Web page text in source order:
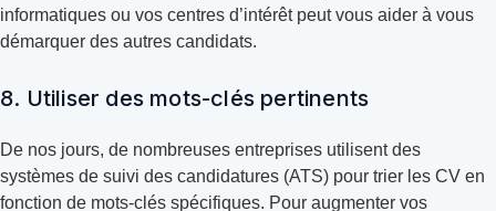
informatiques ou vos centres d’intérêt peut vous aider à vous
démarquer des autres candidats.
8. Utiliser des mots-clés pertinents
De nos jours, de nombreuses entreprises utilisent des
systèmes de suivi des candidatures (ATS) pour trier les CV en
fonction de mots-clés spécifiques. Pour augmenter vos